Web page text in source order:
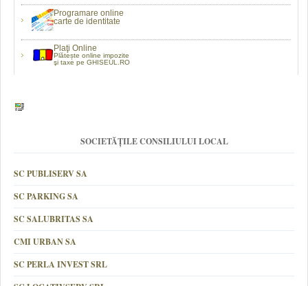
Programare online
carte de identitate
Plaţi Online
Plătește online impozite
şi taxe pe GHISEUL.RO
SOCIETĂȚILE CONSILIULUI LOCAL
SC PUBLISERV SA
SC PARKING SA
SC SALUBRITAS SA
CMI URBAN SA
SC PERLA INVEST SRL